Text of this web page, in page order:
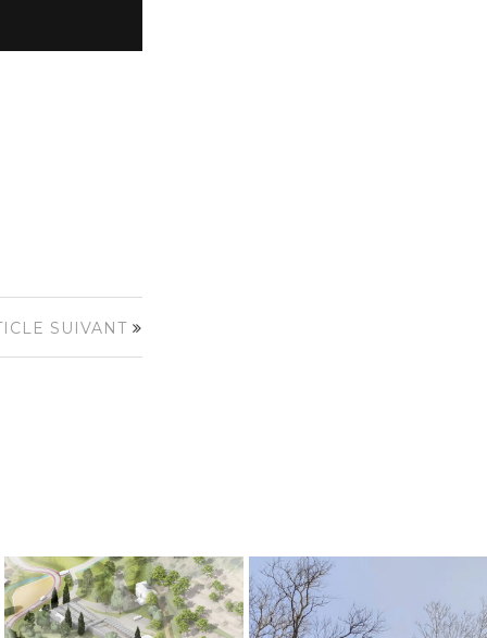
SUIVANT
« Faut-il déconstruire pour réparer
? » LUMA Eco Days
De l’or pour
Pierrefeu